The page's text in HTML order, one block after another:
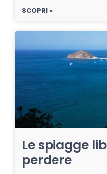
SCOPRI »
Le spiagge
perdere